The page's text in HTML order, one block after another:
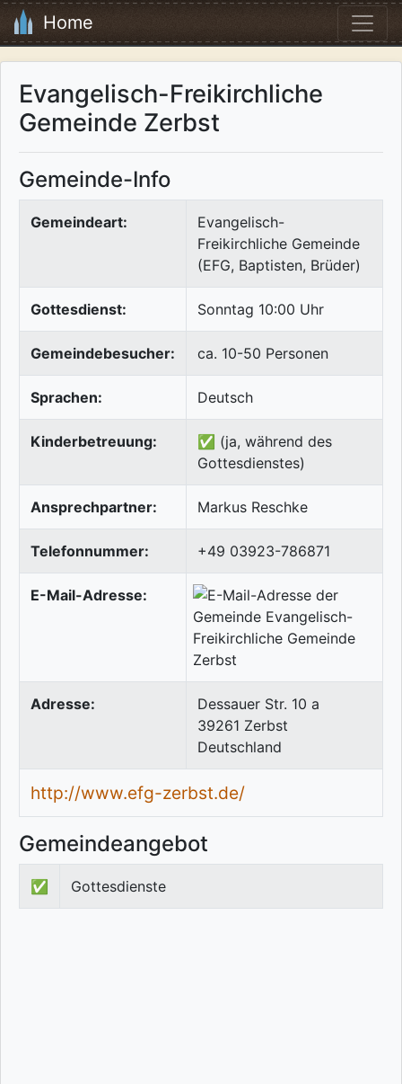
Home
Evangelisch-Freikirchliche
Gemeinde Zerbst
Gemeinde-Info
Gemeindeart:
Evangelisch-
Freikirchliche Gemeinde
(EFG, Baptisten, Brüder)
Gottesdienst: Sonntag 10:00 Uhr
Gemeindebesucher: ca. 10-50 Personen
Sprachen: Deutsch
Kinderbetreuung:
✅ (ja, während des
Gottesdienstes)
Ansprechpartner: Markus Reschke
Telefonnummer: +49 03923-786871
E-Mail-Adresse:
Adresse:
Dessauer Str. 10 a
39261 Zerbst
Deutschland
http://www.efg-zerbst.de/
Gemeindeangebot
✅ Gottesdienste